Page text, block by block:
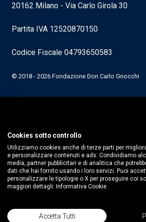
20162 Milano - Via Carlo Girola 30
Partita IVA 12520870150
Codice Fiscale 04793650583
© 2018 - 2026 Fondazione Don Carlo Gnocchi
Cookies sotto controllo
Utilizziamo cookies anche di terze parti per
e personalizzare contenuti e ads. Condividiamo
media, partner pubblicitari e di analitica che
dati che hai fornito usando i loro servizi. Puoi
personalizzare le tipologie o X per proseguire coi
maggiori dettagli: Informativa Cookie.
Accetta Tutti